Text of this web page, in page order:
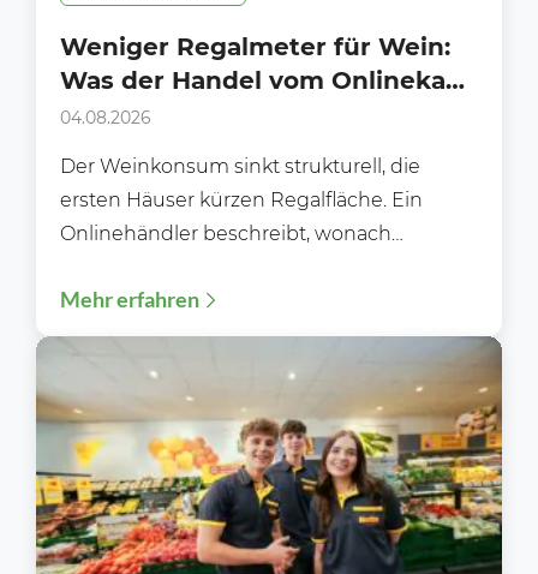
Weniger Regalmeter für Wein:
Was der Handel vom Onlinekauf
lernen kann
04.08.2026
Der Weinkonsum sinkt strukturell, die
ersten Häuser kürzen Regalfläche. Ein
Onlinehändler beschreibt, wonach
suchen und was das...
Mehr erfahren